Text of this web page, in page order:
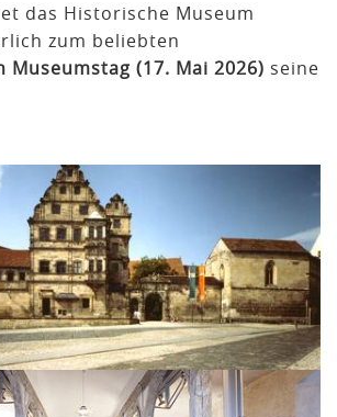
das Historische Museum
zum beliebten
(17. Mai 2026) seine